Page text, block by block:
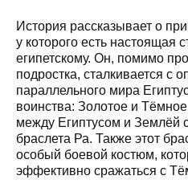
История рассказывает о
у которого есть настоящая
египетскому. Он, помимо
подростка, сталкивается с
параллельного мира
воинства: Золотое и
между Египтусом и
браслета Ра. Также этот
особый боевой костюм,
эффективно сражаться с